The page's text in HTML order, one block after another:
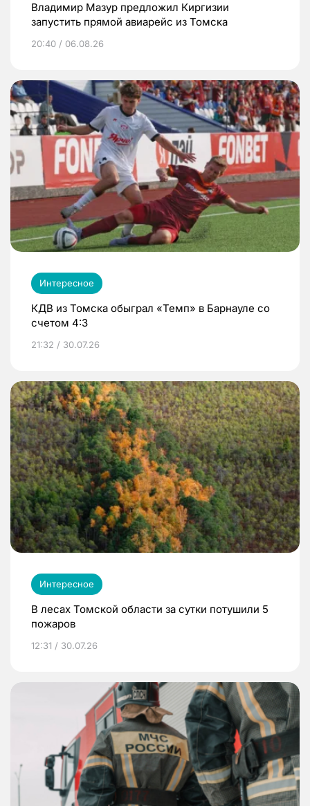
Владимир Мазур предложил Киргизии
запустить прямой авиарейс из Томска
20:40 / 06.08.26
Интересное
КДВ из Томска обыграл «Темп» в Барнауле со
счетом 4:3
21:32 / 30.07.26
Интересное
В лесах Томской области за сутки потушили 5
пожаров
12:31 / 30.07.26